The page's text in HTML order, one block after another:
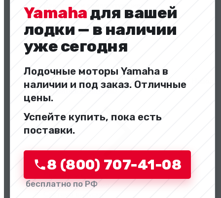
Yamahaдля вашей
лодки — в наличии
уже сегодня
Лодочные моторы Yamaha в
наличии и под заказ. Отличные
цены.
Успейте купить, пока есть
поставки.
8 (800) 707-41-08
бесплатно по РФ
Двигатели и комплектующие
Перейти в категорию
Топливная система